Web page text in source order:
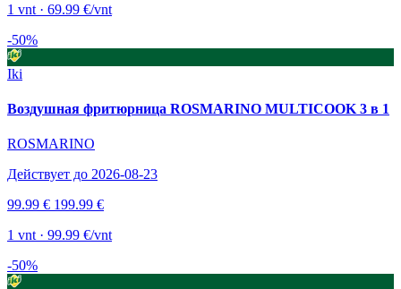
1 vnt · 69.99 €/vnt
-50%
Iki
Воздушная фритюрница ROSMARINO MULTICOOK 3 в 1
ROSMARINO
Действует до 2026-08-23
99.99 € 199.99 €
1 vnt · 99.99 €/vnt
-50%